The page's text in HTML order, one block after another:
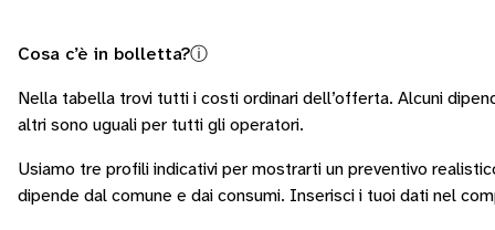
Cosa c’è in bolletta?ⓘ
Nella tabella trovi tutti i costi ordinari dell’offerta. Alcuni
altri sono uguali per tutti gli operatori.
Usiamo tre profili indicativi per mostrarti un preventivo
dipende dal comune e dai consumi. Inserisci i tuoi dati nel